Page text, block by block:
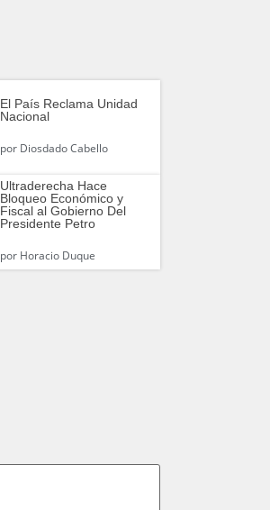
El País Reclama Unidad
Nacional
porDiosdado Cabello
Ultraderecha Hace
Bloqueo Económico y
Fiscal al Gobierno Del
Presidente Petro
porHoracio Duque